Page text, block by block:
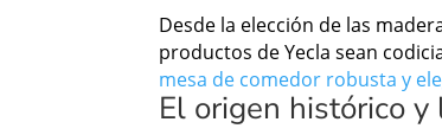
Desde la elección de las
productos de Yecla sean
mesa de comedor robusta y
El origen histórico